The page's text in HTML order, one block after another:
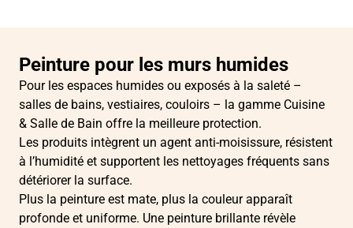
Peinture pour les murs humides
Pour les espaces humides ou exposés à la saleté –
salles de bains, vestiaires, couloirs – la gamme Cuisine
& Salle de Bain offre la meilleure protection.
Les produits intègrent un agent anti-moisissure, résistent
à l’humidité et supportent les nettoyages fréquents sans
détériorer la surface.
Plus la peinture est mate, plus la couleur apparaît
profonde et uniforme. Une peinture brillante révèle